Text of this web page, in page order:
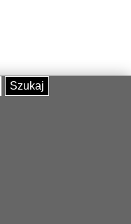
Szukaj